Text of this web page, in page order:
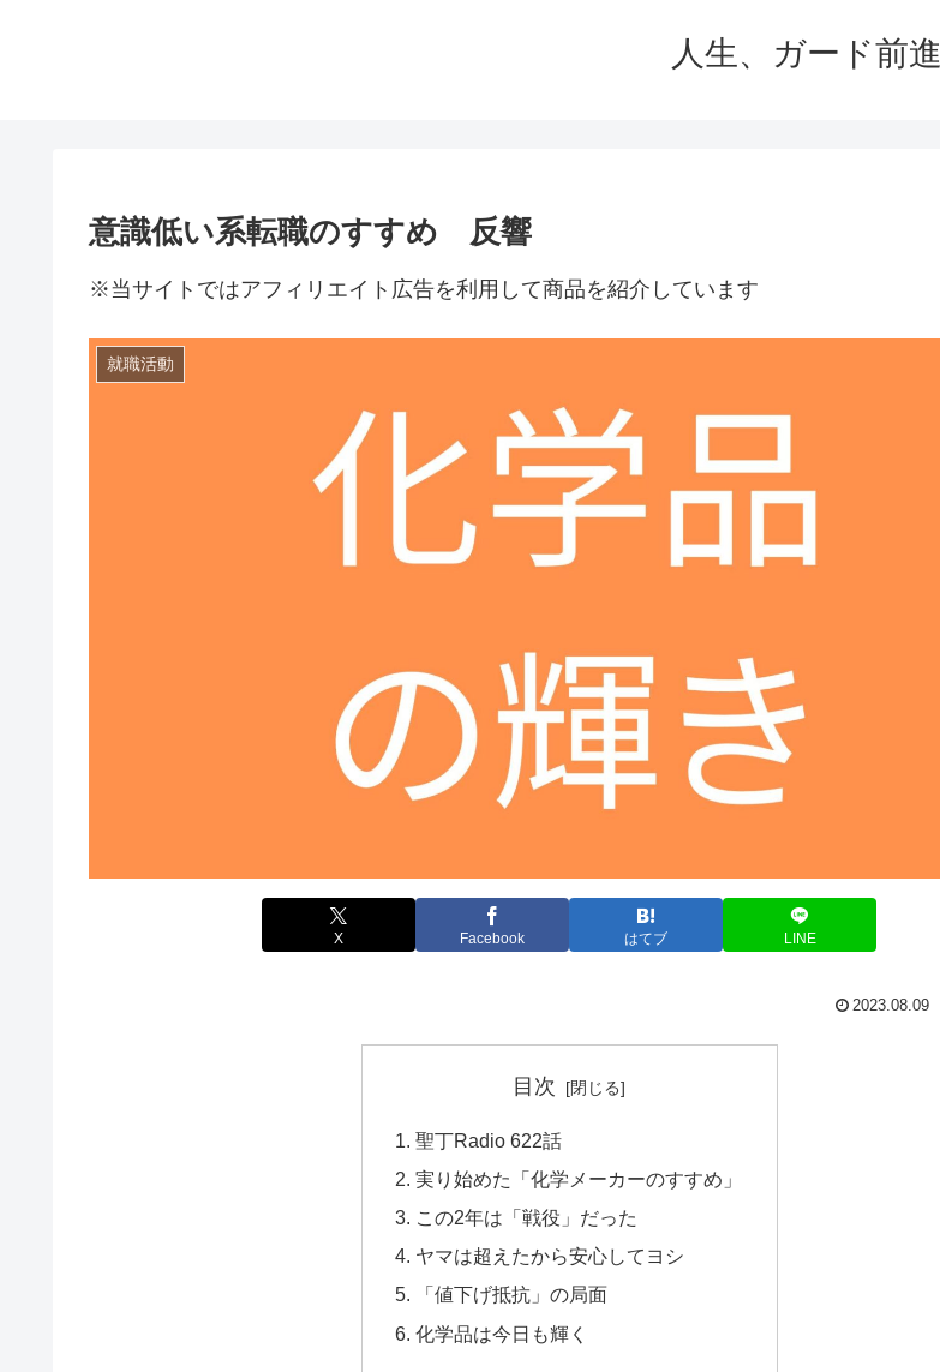
人生、ガード前進
意識低い系転職のすすめ 反響
※当サイトではアフィリエイト広告を利用して商品を紹介しています
就職活動
X Facebook はてブ LINE
2023.08.09
目次
聖丁Radio 622話
実り始めた「化学メーカーのすすめ」
この2年は「戦役」だった
ヤマは超えたから安心してヨシ
「値下げ抵抗」の局面
化学品は今日も輝く